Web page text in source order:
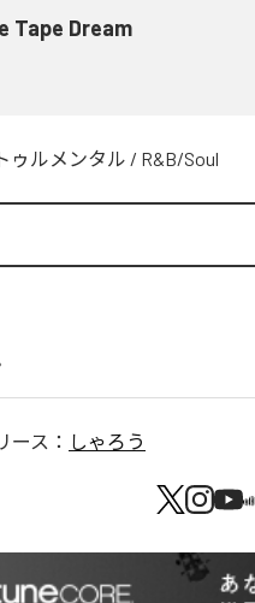
Tape Dream
ゥルメンタル / R&B/Soul
ース： しゃろう